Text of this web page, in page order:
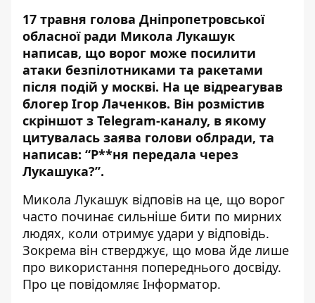
17 травня голова Дніпропетровської
обласної ради Микола Лукашук
написав, що ворог може посилити
атаки безпілотниками та ракетами
після подій у москві. На це відреагував
блогер Ігор Лаченков. Він розмістив
скріншот з Telegram-каналу, в якому
цитувалась заява голови облради, та
написав: “Р**ня передала через
Лукашука?”.
Микола Лукашук відповів на це, що ворог
часто починає сильніше бити по мирних
людях, коли отримує удари у відповідь.
Зокрема він стверджує, що мова йде лише
про використання попереднього досвіду.
Про це повідомляє Інформатор.